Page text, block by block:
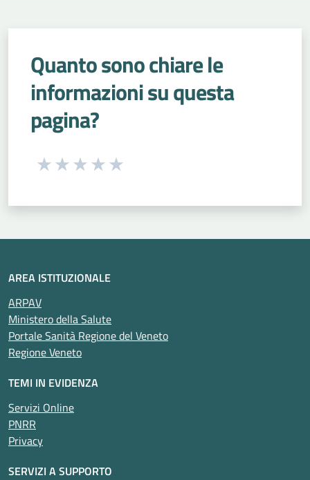
Quanto sono chiare le
informazioni su questa
pagina?
Seleziona una valutazione da 1 a 5 stelle
AREA ISTITUZIONALE
ARPAV
Ministero della Salute
Portale Sanità Regione del Veneto
Regione Veneto
TEMI IN EVIDENZA
Servizi Online
PNRR
Privacy
SERVIZI A SUPPORTO